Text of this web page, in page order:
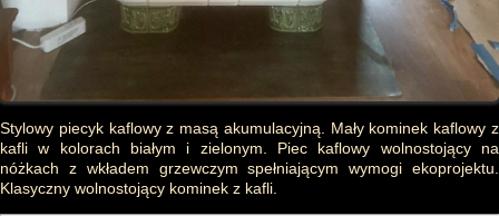
Stylowy piecyk kaflowy z masą akumulacyjną. Mały kominek kaflowy z
kafli w kolorach białym i zielonym. Piec kaflowy wolnostojący na
nóżkach z wkładem grzewczym spełniającym wymogi ekoprojektu.
Klasyczny wolnostojący kominek z kafli.